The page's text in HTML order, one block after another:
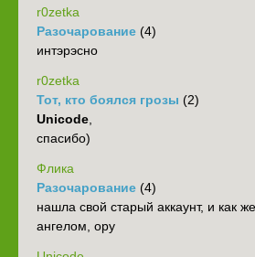
r0zetka
Разочарование (4)
интэрэсно
r0zetka
Тот, кто боялся грозы (2)
Unicode,
спасибо)
Флика
Разочарование (4)
нашла свой старый аккаунт, и как
ангелом, ору